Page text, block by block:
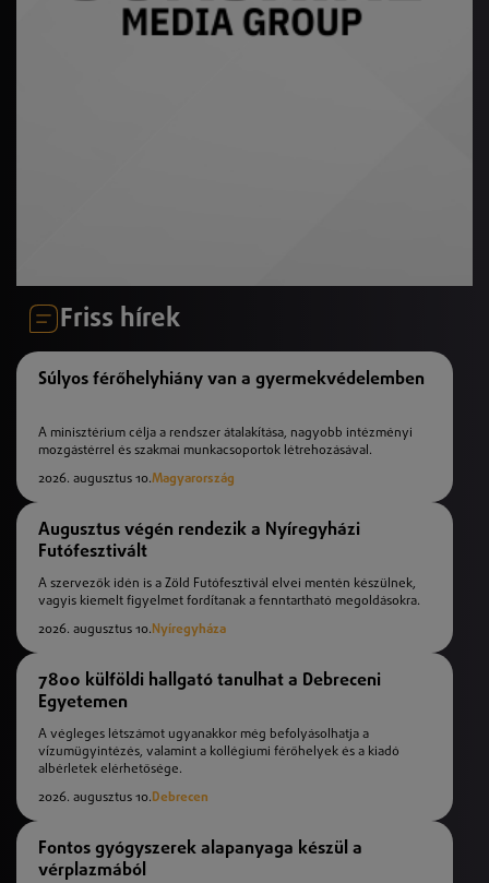
Friss hírek
Súlyos férőhelyhiány van a gyermekvédelemben
A minisztérium célja a rendszer átalakítása, nagyobb intézményi
mozgástérrel és szakmai munkacsoportok létrehozásával.
2026. augusztus 10.Magyarország
Augusztus végén rendezik a Nyíregyházi
Futófesztivált
A szervezők idén is a Zöld Futófesztivál elvei mentén készülnek,
vagyis kiemelt figyelmet fordítanak a fenntartható megoldásokra.
2026. augusztus 10. Nyíregyháza
7800 külföldi hallgató tanulhat a Debreceni
Egyetemen
A végleges létszámot ugyanakkor még befolyásolhatja a
vízumügyintézés, valamint a kollégiumi férőhelyek és a kiadó
albérletek elérhetősége.
2026. augusztus 10.Debrecen
Fontos gyógyszerek alapanyaga készül a
vérplazmából